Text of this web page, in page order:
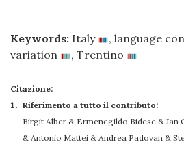
Keywords: Italy , language
variation
, Trentino
Citazione:
Riferimento a tutto il contributo:
Birgit Alber & Ermenegildo Bidese &Jan
& Antonio Mattei & Andrea Padovan &